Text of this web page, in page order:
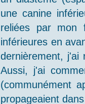
une canine
reliées par mon
inférieures en
dernièrement, j'ai
Aussi, j'ai
(communément
propageaient